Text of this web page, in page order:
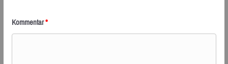
Kommentar*